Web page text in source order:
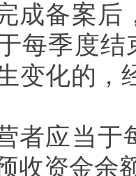
成备案后
每季度结
变化的，
者应当于
收资金余